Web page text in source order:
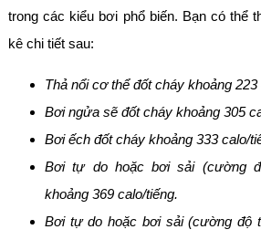
trong các kiểu bơi phổ biến. Bạn có thể
kê chi tiết sau:
Thả nổi cơ thể đốt cháy khoảng 223
Bơi ngửa sẽ đốt cháy khoảng 305
Bơi ếch đốt cháy khoảng 333 calo/
Bơi tự do hoặc bơi sải (cường
khoảng 369 calo/tiếng.
Bơi tự do hoặc bơi sải (cường độ